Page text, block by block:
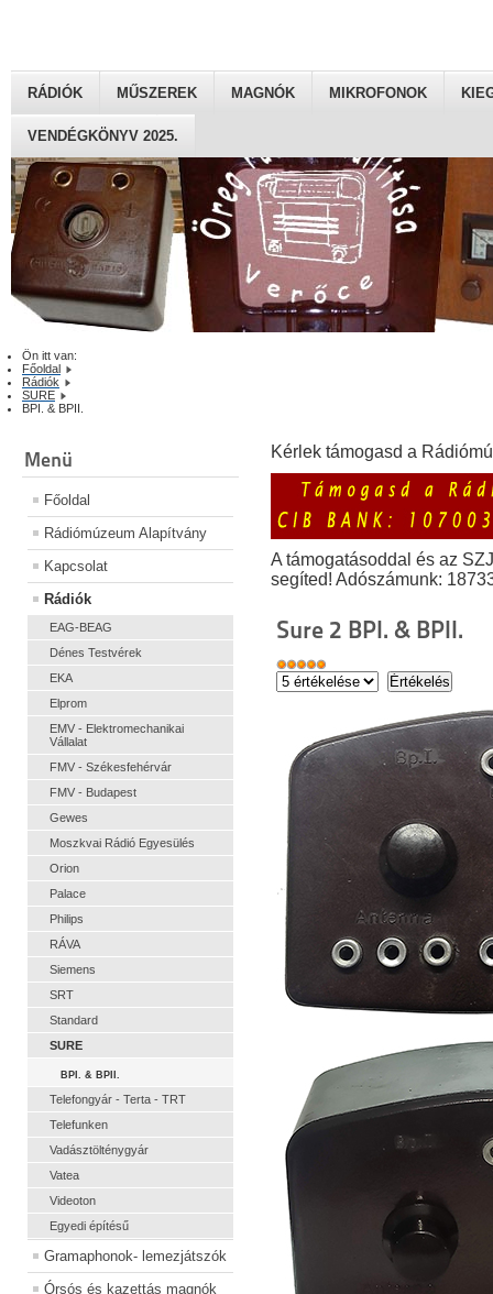
RÁDIÓK MŰSZEREK MAGNÓK MIKROFONOK
VENDÉGKÖNYV 2025.
Ön itt van:
Főoldal
Rádiók
SURE
BPI. & BPII.
Menü
Főoldal
Rádiómúzeum Alapítvány
Kapcsolat
Rádiók
EAG-BEAG
Dénes Testvérek
EKA
Elprom
EMV - Elektromechanikai
Vállalat
FMV - Székesfehérvár
FMV - Budapest
Gewes
Moszkvai Rádió Egyesülés
Orion
Palace
Philips
RÁVA
Siemens
SRT
Standard
SURE
BPI. & BPII.
Telefongyár - Terta - TRT
Telefunken
Vadásztölténygyár
Vatea
Videoton
Egyedi építésű
Gramaphonok- lemezjátszók
Órsós és kazettás magnók
Kérlek támogasd a
A támogatásoddal és az
segíted! Adószámunk:
Sure 2 BPI. & BPII.